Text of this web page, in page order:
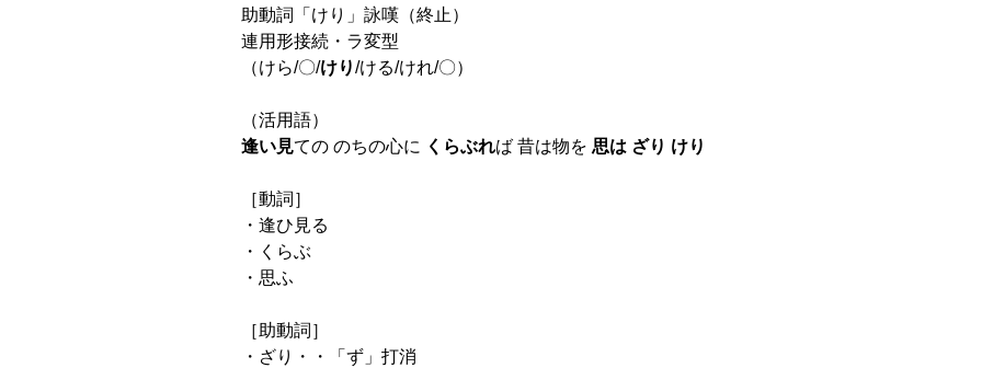
助動詞「けり」詠嘆（終止）
連用形接続・ラ変型
（けら/〇/けり/ける/けれ/〇）
（活用語）
逢い見ての のちの心に くらぶれば 昔は物を 思は ざり けり
［動詞］
・逢ひ見る
・くらぶ
・思ふ
［助動詞］
・ざり・・「ず」打消